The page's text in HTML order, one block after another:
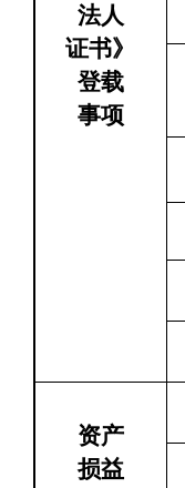
法人
证书》
登载
事项
资产
损益